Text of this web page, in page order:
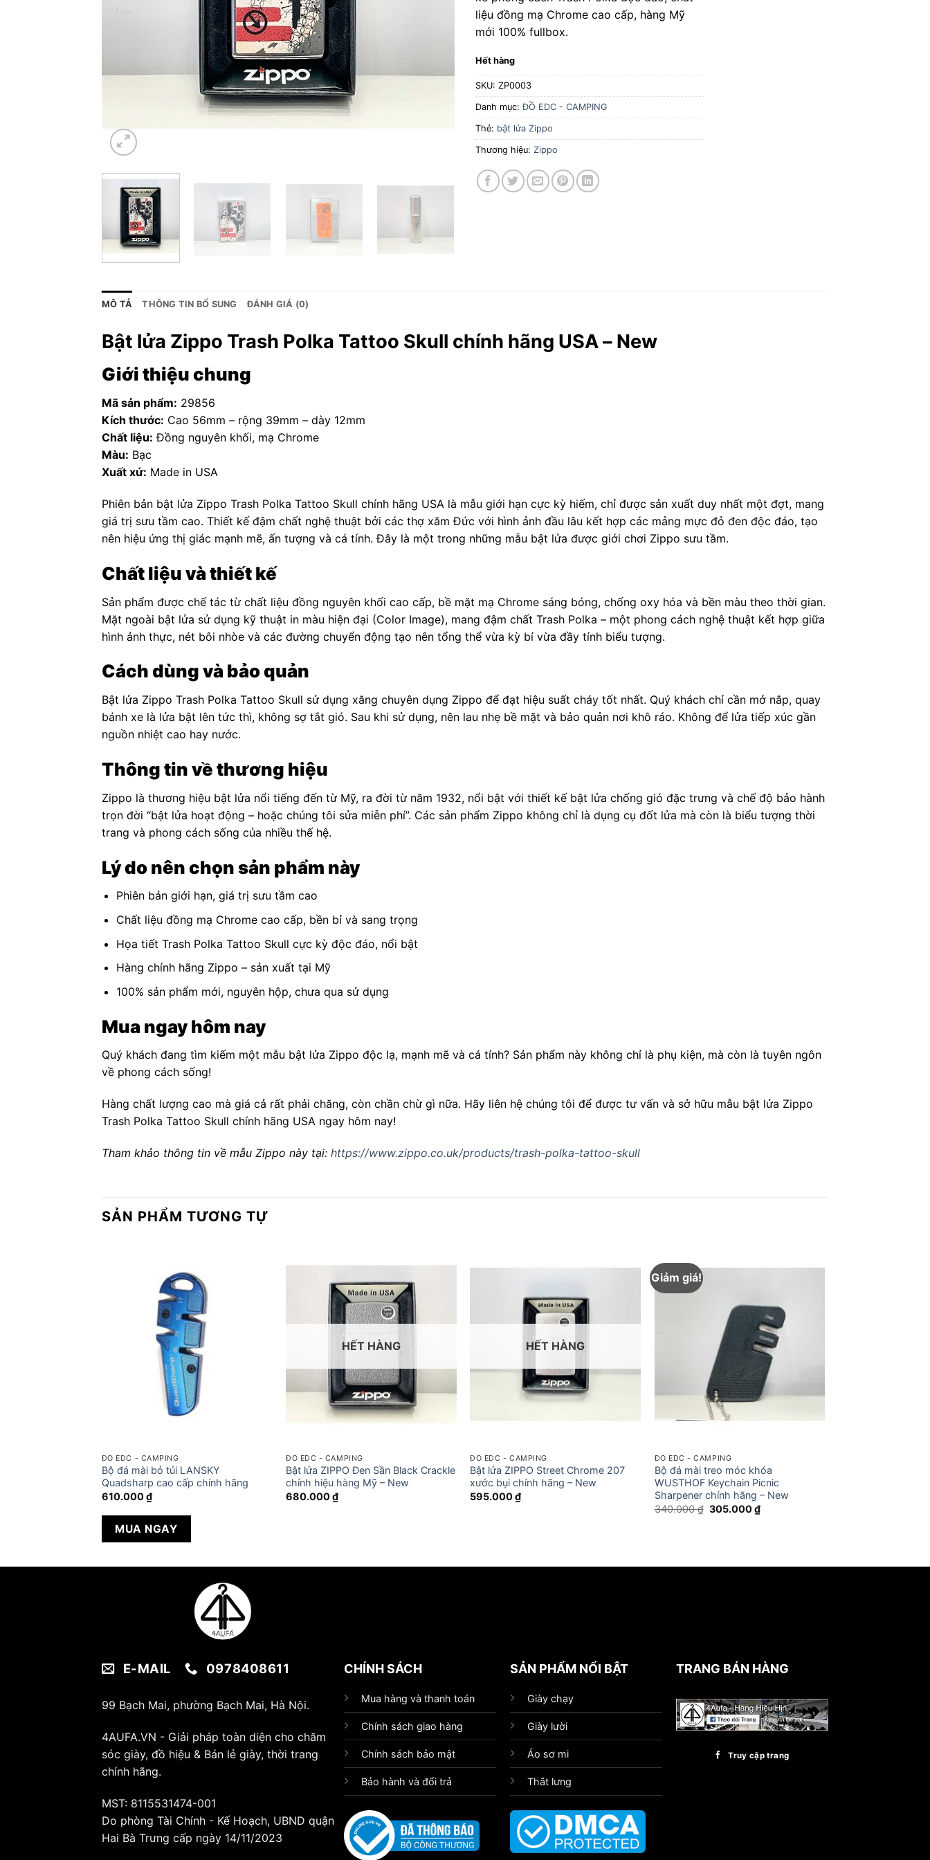
liệu đồng mạ Chrome cao cấp, hàng Mỹ
mới 100% fullbox.
Hết hàng
SKU: ZP0003
Danh mục:ĐỒ EDC - CAMPING
Thẻ: bật lửa Zippo
Thương hiệu: Zippo
MÔ TẢ THÔNG TIN BỔ SUNG ĐÁNH GIÁ (0)
Bật lửa Zippo Trash Polka Tattoo Skull chính hãng USA – New
Giới thiệu chung
Mã sản phẩm: 29856
Kích thước: Cao 56mm – rộng 39mm – dày 12mm
Chất liệu: Đồng nguyên khối, mạ Chrome
Màu: Bạc
Xuất xứ: Made in USA
Phiên bản bật lửa Zippo Trash Polka Tattoo Skull chính hãng USA là mẫu giới hạn cực kỳ hiếm, chỉ được sản xuất duy nhất một đợt, mang
giá trị sưu tầm cao. Thiết kế đậm chất nghệ thuật bởi các thợ xăm Đức với hình ảnh đầu lâu kết hợp các mảng mực đỏ đen độc đáo, tạo
nên hiệu ứng thị giác mạnh mẽ, ấn tượng và cá tính. Đây là một trong những mẫu bật lửa được giới chơi Zippo sưu tầm.
Chất liệu và thiết kế
Sản phẩm được chế tác từ chất liệu đồng nguyên khối cao cấp, bề mặt mạ Chrome sáng bóng, chống oxy hóa và bền màu theo thời gian.
Mặt ngoài bật lửa sử dụng kỹ thuật in màu hiện đại (Color Image), mang đậm chất Trash Polka – một phong cách nghệ thuật kết hợp giữa
hình ảnh thực, nét bôi nhòe và các đường chuyển động tạo nên tổng thể vừa kỳ bí vừa đầy tính biểu tượng.
Cách dùng và bảo quản
Bật lửa Zippo Trash Polka Tattoo Skull sử dụng xăng chuyên dụng Zippo để đạt hiệu suất cháy tốt nhất. Quý khách chỉ cần mở nắp, quay
bánh xe là lửa bật lên tức thì, không sợ tắt gió. Sau khi sử dụng, nên lau nhẹ bề mặt và bảo quản nơi khô ráo. Không để lửa tiếp xúc gần
nguồn nhiệt cao hay nước.
Thông tin về thương hiệu
Zippo là thương hiệu bật lửa nổi tiếng đến từ Mỹ, ra đời từ năm 1932, nổi bật với thiết kế bật lửa chống gió đặc trưng và chế độ bảo hành
trọn đời “bật lửa hoạt động – hoặc chúng tôi sửa miễn phí”. Các sản phẩm Zippo không chỉ là dụng cụ đốt lửa mà còn là biểu tượng thời
trang và phong cách sống của nhiều thế hệ.
Lý do nên chọn sản phẩm này
Phiên bản giới hạn, giá trị sưu tầm cao
Chất liệu đồng mạ Chrome cao cấp, bền bỉ và sang trọng
Họa tiết Trash Polka Tattoo Skull cực kỳ độc đáo, nổi bật
Hàng chính hãng Zippo – sản xuất tại Mỹ
100% sản phẩm mới, nguyên hộp, chưa qua sử dụng
Mua ngay hôm nay
Quý khách đang tìm kiếm một mẫu bật lửa Zippo độc lạ, mạnh mẽ và cá tính? Sản phẩm này không chỉ là phụ kiện, mà còn là tuyên ngôn
về phong cách sống!
Hàng chất lượng cao mà giá cả rất phải chăng, còn chần chừ gì nữa. Hãy liên hệ chúng tôi để được tư vấn và sở hữu mẫu bật lửa Zippo
Trash Polka Tattoo Skull chính hãng USA ngay hôm nay!
Tham khảo thông tin về mẫu Zippo này tại: https://www.zippo.co.uk/products/trash-polka-tattoo-skull
SẢN PHẨM TƯƠNG TỰ
ĐỒ EDC - CAMPING
Bộ đá mài bỏ túi LANSKY
Quadsharp cao cấp chính hãng
610.000₫
MUA NGAY
HẾT HÀNG
ĐỒ EDC - CAMPING
Bật lửa ZIPPO Đen Sần Black Crackle
chính hiệu hàng Mỹ – New
680.000₫
HẾT HÀNG
ĐỒ EDC - CAMPING
Bật lửa ZIPPO Street Chrome 207
xước bụi chính hãng – New
595.000₫
Giảm giá!
ĐỒ EDC - CAMPING
Bộ đá mài treo móc khóa
WUSTHOF Keychain Picnic
Sharpener chính hãng – New
340.000₫ Giá
305.000₫Giá
hiện
E-MAIL 0978408611
99 Bạch Mai, phường Bạch Mai, Hà Nội.
4AUFA.VN - Giải pháp toàn diện cho chăm
sóc giày, đồ hiệu & Bán lẻ giày, thời trang
chính hãng.
MST: 8115531474-001
Do phòng Tài Chính - Kế Hoạch, UBND quận
Hai Bà Trưng cấp ngày 14/11/2023
CHÍNH SÁCH
Mua hàng và thanh toán
Chính sách giao hàng
Chính sách bảo mật
Bảo hành và đổi trả
SẢN PHẨM NỔI BẬT
Giày chạy
Giày lười
Áo sơ mi
Thắt lưng
TRANG BÁN HÀNG
Truy cập trang